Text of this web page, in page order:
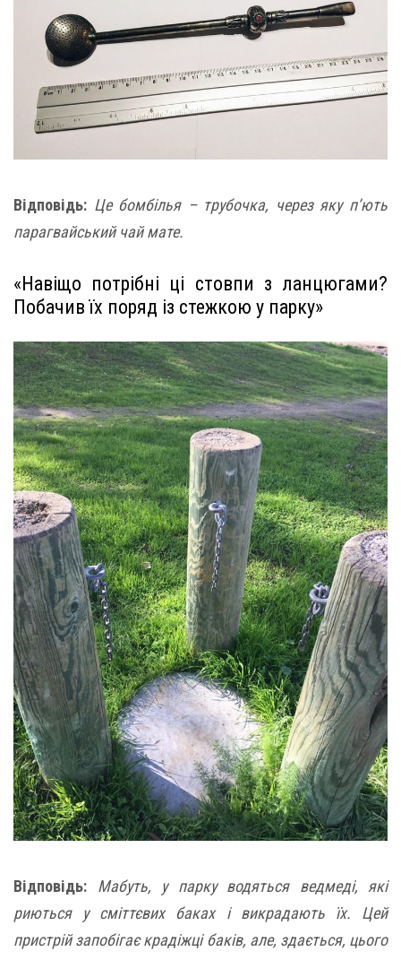
Відповідь: Це бомбілья – трубочка, через яку п’ють
парагвайський чай мате.
«Навіщо потрібні ці стовпи з ланцюгами?
Побачив їх поряд із стежкою у парку»
Відповідь:
Мабуть, у парку водяться ведмеді, які
риються у сміттєвих баках і викрадають їх. Цей
пристрій запобігає крадіжці баків, але, здається, цього